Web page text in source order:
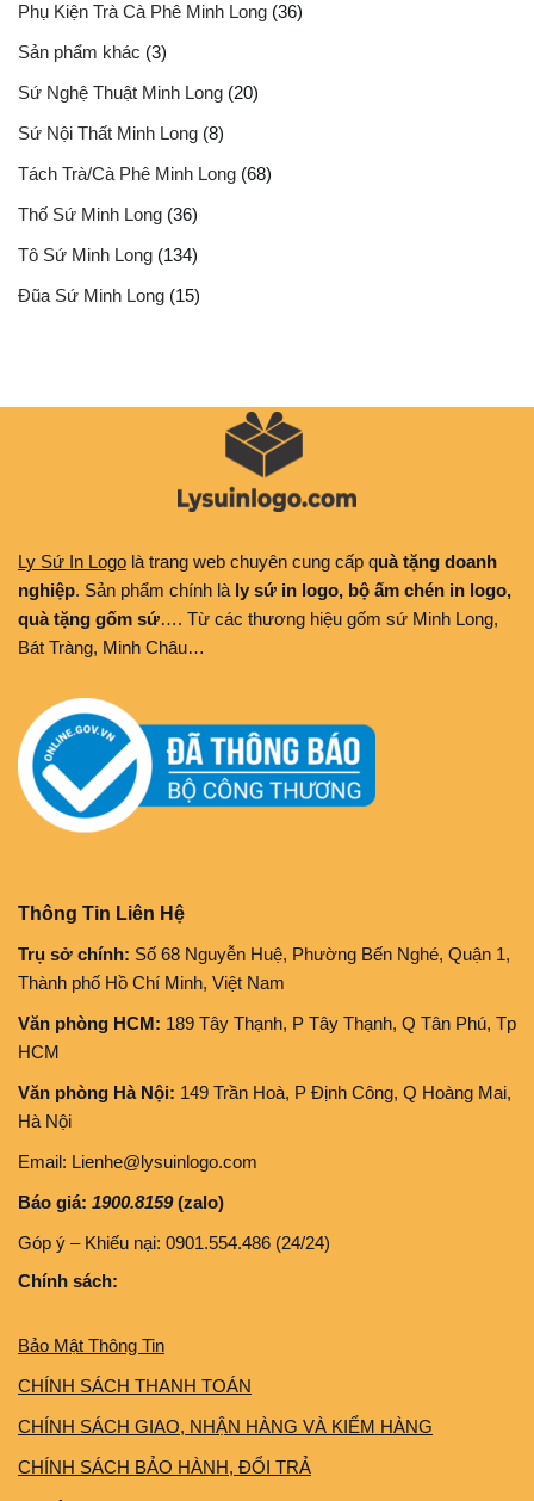
Phụ Kiện Trà Cà Phê Minh Long (36)
Sản phẩm khác (3)
Sứ Nghệ Thuật Minh Long (20)
Sứ Nội Thất Minh Long (8)
Tách Trà/Cà Phê Minh Long (68)
Thố Sứ Minh Long (36)
Tô Sứ Minh Long (134)
Đũa Sứ Minh Long (15)
Ly Sứ In Logo là trang web chuyên cung cấp quà tặng doanh
nghiệp. Sản phẩm chính là ly sứ in logo, bộ ấm chén in logo,
quà tặng gốm sứ…. Từ các thương hiệu gốm sứ Minh Long,
Bát Tràng, Minh Châu…
Thông Tin Liên Hệ
Trụ sở chính: Số 68 Nguyễn Huệ, Phường Bến Nghé, Quận 1,
Thành phố Hồ Chí Minh, Việt Nam
Văn phòng HCM: 189 Tây Thạnh, P Tây Thạnh, Q Tân Phú, Tp
HCM
Văn phòng Hà Nội: 149 Trần Hoà, P Định Công, Q Hoàng Mai,
Hà Nội
Email: Lienhe@lysuinlogo.com
Báo giá: 1900.8159(zalo)
Góp ý – Khiếu nại: 0901.554.486 (24/24)
Chính sách:
Bảo Mật Thông Tin
CHÍNH SÁCH THANH TOÁN
CHÍNH SÁCH GIAO, NHẬN HÀNG VÀ KIỂM HÀNG
CHÍNH SÁCH BẢO HÀNH, ĐỔI TRẢ